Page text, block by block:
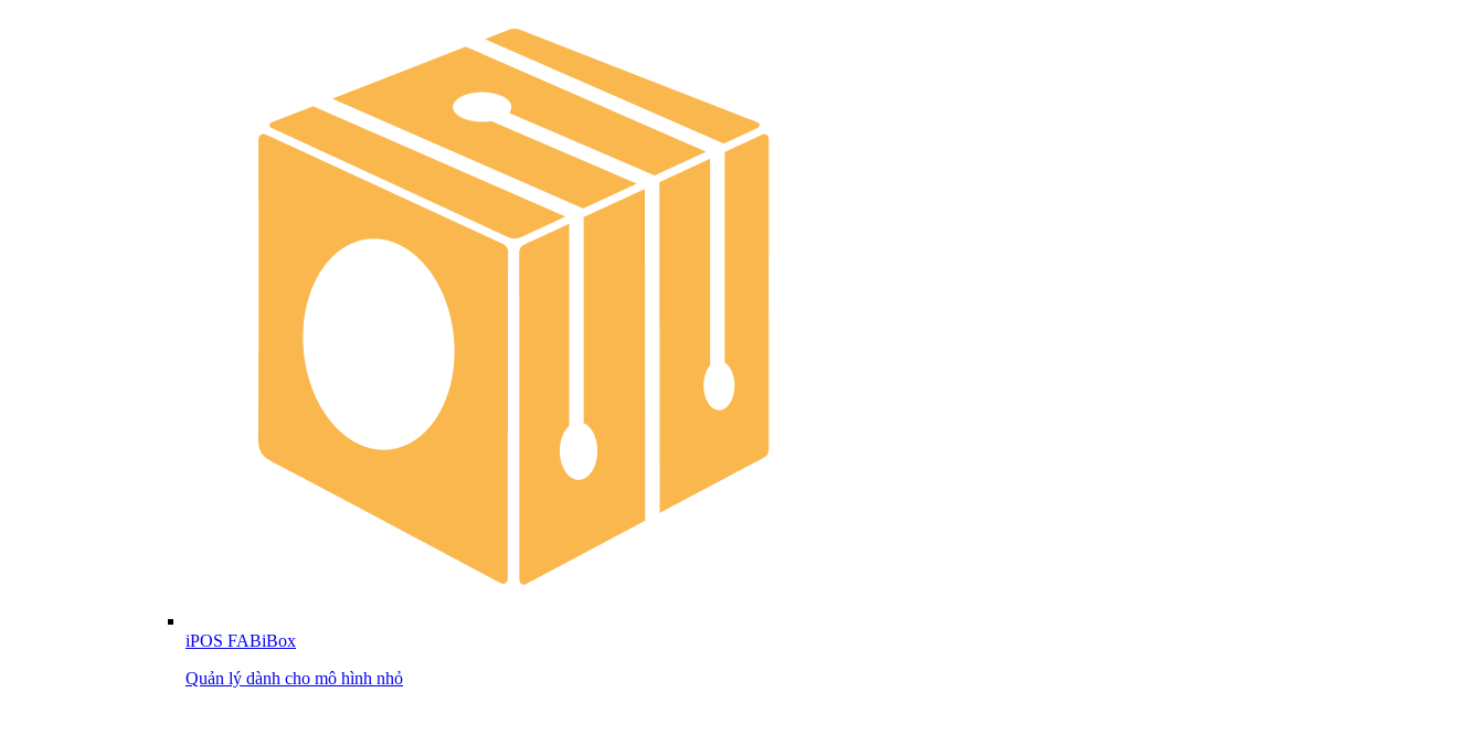
iPOS FABiBox
Quản lý dành cho mô hình nhỏ